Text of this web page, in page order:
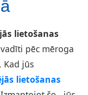
lietošanas
pēc mēroga
Kad jūs
lietošanas